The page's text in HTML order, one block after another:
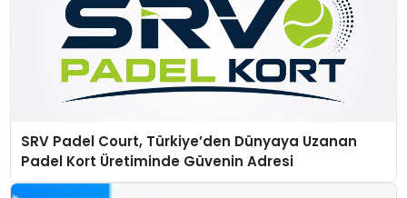
SRV Padel Court, Türkiye’den Dünyaya Uzanan
Padel Kort Üretiminde Güvenin Adresi